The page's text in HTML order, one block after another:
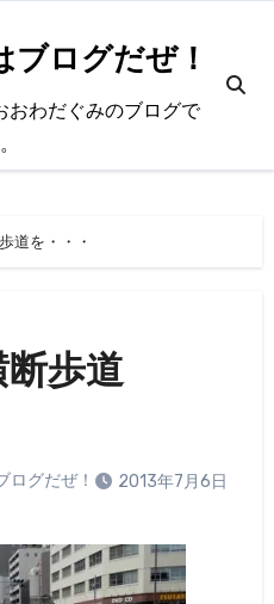
ブログだぜ！
おわだぐみのブログで
道を・・・
歩道
ログだぜ！ 2013年7月6日